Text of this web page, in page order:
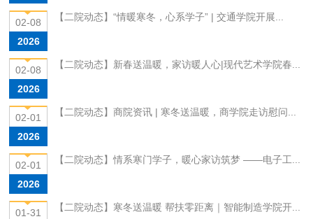
02-08
2026
【二院动态】“情暖寒冬，心系学子” | 交通学院开展...
02-08
2026
【二院动态】新春送温暖，家访暖人心|现代艺术学院春...
02-01
2026
【二院动态】商院资讯 | 寒冬送温暖，商学院走访慰问...
02-01
2026
【二院动态】情系寒门学子，暖心家访筑梦 ——电子工...
01-31
【二院动态】寒冬送温暖 帮扶零距离｜智能制造学院开...